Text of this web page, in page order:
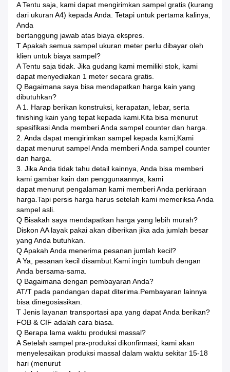
A Tentu saja, kami dapat mengirimkan sampel gratis (kurang
dari ukuran A4) kepada Anda. Tetapi untuk pertama kalinya,
Anda
bertanggung jawab atas biaya ekspres.
T Apakah semua sampel ukuran meter perlu dibayar oleh
klien untuk biaya sampel?
A Tentu saja tidak. Jika gudang kami memiliki stok, kami
dapat menyediakan 1 meter secara gratis.
Q Bagaimana saya bisa mendapatkan harga kain yang
dibutuhkan?
A 1. Harap berikan konstruksi, kerapatan, lebar, serta
finishing kain yang tepat kepada kami.Kita bisa menurut
spesifikasi Anda memberi Anda sampel counter dan harga.
2. Anda dapat mengirimkan sampel kepada kami;Kami
dapat menurut sampel Anda memberi Anda sampel counter
dan harga.
3. Jika Anda tidak tahu detail kainnya, Anda bisa memberi
kami gambar kain dan penggunaannya, kami
dapat menurut pengalaman kami memberi Anda perkiraan
harga.Tapi persis harga harus setelah kami memeriksa Anda
sampel asli.
Q Bisakah saya mendapatkan harga yang lebih murah?
Diskon AA layak pakai akan diberikan jika ada jumlah besar
yang Anda butuhkan.
Q Apakah Anda menerima pesanan jumlah kecil?
A Ya, pesanan kecil disambut.Kami ingin tumbuh dengan
Anda bersama-sama.
Q Bagaimana dengan pembayaran Anda?
AT/T pada pandangan dapat diterima.Pembayaran lainnya
bisa dinegosiasikan.
T Jenis layanan transportasi apa yang dapat Anda berikan?
FOB & CIF adalah cara biasa.
Q Berapa lama waktu produksi massal?
A Setelah sampel pra-produksi dikonfirmasi, kami akan
menyelesaikan produksi massal dalam waktu sekitar 15-18
hari (menurut